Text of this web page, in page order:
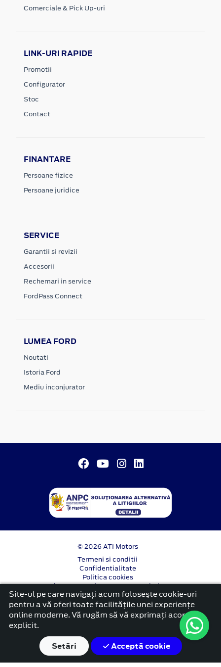
Comerciale & Pick Up-uri
LINK-URI RAPIDE
Promotii
Configurator
Stoc
Contact
FINANTARE
Persoane fizice
Persoane juridice
SERVICE
Garantii si revizii
Accesorii
Rechemari in service
FordPass Connect
LUMEA FORD
Noutati
Istoria Ford
Mediu inconjurator
© 2026 ATI Motors
Termeni si conditii
Confidentialitate
Politica cookies
Anunț începere proiect ”PNRR. Fonduri pentru
România modernă și reformată”.
platformă dezvoltată de Workleto
Site-ul pe care navigați acum foloseşte cookie-uri
pentru a vă oferi toate facilitățile unei experiențe
online moderne. Vă rugăm să vă exprimați acordul
explicit.
Setări
Acceptă cookie